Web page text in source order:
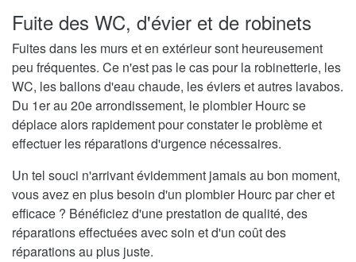
Fuite des WC, d'évier et de robinets
Fuites dans les murs et en extérieur sont heureusement
peu fréquentes. Ce n'est pas le cas pour la robinetterie, les
WC, les ballons d'eau chaude, les éviers et autres lavabos.
Du 1er au 20e arrondissement, le plombier Hourc se
déplace alors rapidement pour constater le problème et
effectuer les réparations d'urgence nécessaires.
Un tel souci n'arrivant évidemment jamais au bon moment,
vous avez en plus besoin d'un plombier Hourc par cher et
efficace ? Bénéficiez d'une prestation de qualité, des
réparations effectuées avec soin et d'un coût des
réparations au plus juste.